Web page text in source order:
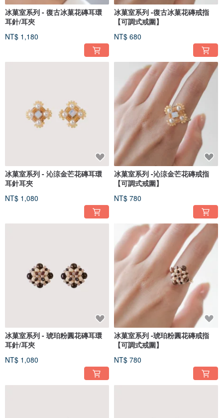
冰菓室系列 - 復古冰菓花磚耳環
耳針/耳夾
NT$ 1,180
冰菓室系列 -復古冰菓花磚戒指
【可調式戒圍】
NT$ 680
冰菓室系列 - 沁涼金芒花磚耳環
耳針耳夾
NT$ 1,080
冰菓室系列 -沁涼金芒花磚戒指
【可調式戒圍】
NT$ 780
冰菓室系列 - 琥珀粉圓花磚耳環
耳針/耳夾
NT$ 1,080
冰菓室系列 -琥珀粉圓花磚戒指
【可調式戒圍】
NT$ 780